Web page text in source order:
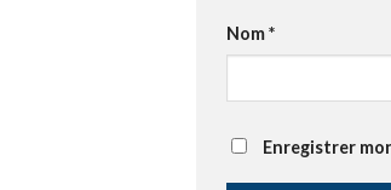
Nom*
Enregistrer